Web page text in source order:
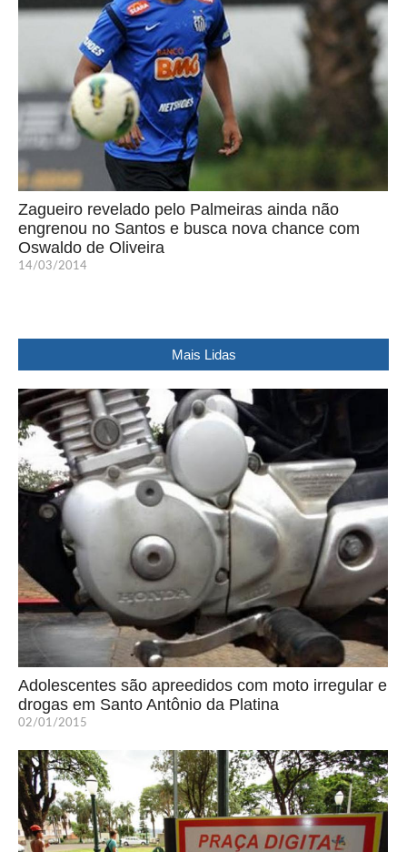
Zagueiro revelado pelo Palmeiras ainda não
engrenou no Santos e busca nova chance com
Oswaldo de Oliveira
14/03/2014
Mais Lidas
Adolescentes são apreedidos com moto irregular e
drogas em Santo Antônio da Platina
02/01/2015